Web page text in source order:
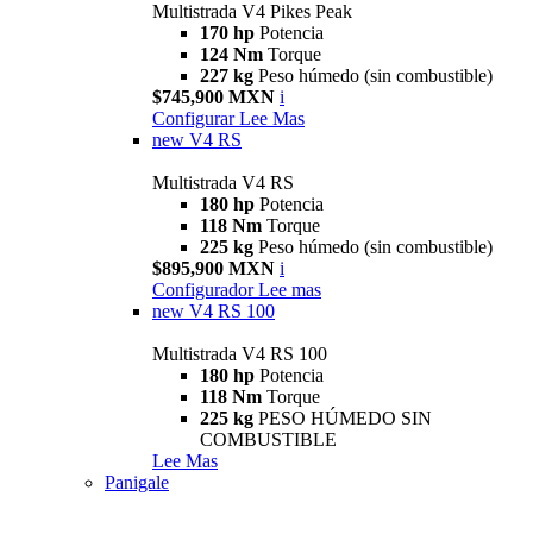
Multistrada V4 Pikes Peak
170 hp Potencia
124 Nm Torque
227 kg Peso húmedo (sin combustible)
$745,900 MXN i
Configurar Lee Mas
new V4 RS
Multistrada V4 RS
180 hp Potencia
118 Nm Torque
225 kg Peso húmedo (sin combustible)
$895,900 MXN i
Configurador Lee mas
new V4 RS 100
Multistrada V4 RS 100
180 hp Potencia
118 Nm Torque
225 kg PESO HÚMEDO SIN
COMBUSTIBLE
Lee Mas
Panigale